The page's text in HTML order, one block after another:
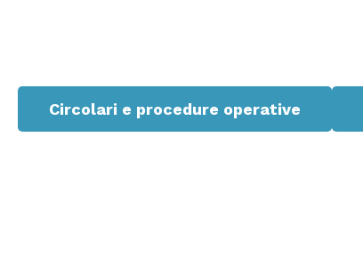
Circolari e procedure operative